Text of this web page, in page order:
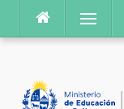
contenido
Menú